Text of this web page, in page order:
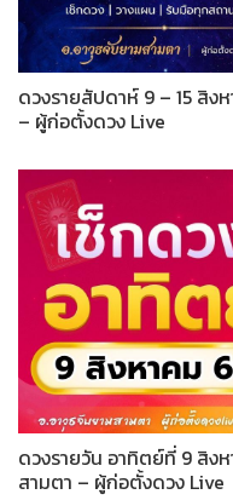
ดวงรายสัปดาห์ 9 – 15 สิง
– ผู้ก่อตั้งดวง Live
ดวงรายวัน อาทิตย์ที่ 9 สิง
สามตา – ผู้ก่อตั้งดวง Live